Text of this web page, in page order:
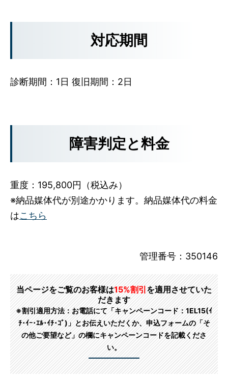
対応期間
診断期間：1日 復旧期間：2日
障害判定と料金
重度：195,800円（税込み）
※納品媒体代が別途かかります。納品媒体代の料金
はこちら
管理番号：350146
当ページをご覧のお客様は15%割引 を適用させていた
だきます
※割引適用方法：お電話にて「キャンペーンコード：1EL15(ｲ
ﾁ･ｲｰ･ｴﾙ･ｲﾁ･ｺﾞ)」とお伝えいただくか、申込フォームの「そ
の他ご要望など」の欄にキャンペーンコードを記載くださ
い。